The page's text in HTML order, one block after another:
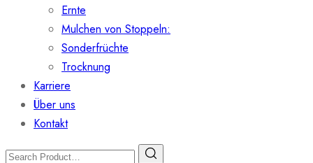
Ernte
Mulchen von Stoppeln:
Sonderfrüchte
Trocknung
Karriere
Über uns
Kontakt